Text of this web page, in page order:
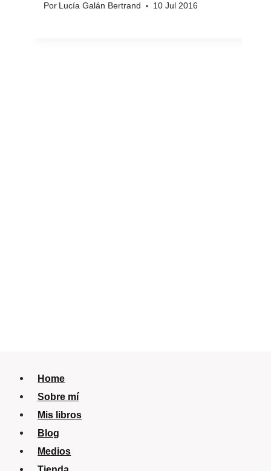
Por Lucía Galán Bertrand 10 Jul 2016
Home
Sobre mí
Mis libros
Blog
Medios